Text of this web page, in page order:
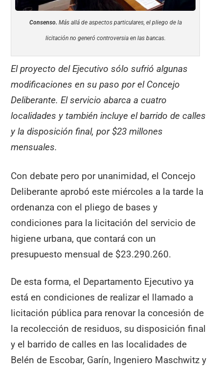
Consenso. Más allá de aspectos particulares, el pliego de la
licitación no generó controversia en las bancas.
El proyecto del Ejecutivo sólo sufrió algunas
modificaciones en su paso por el Concejo
Deliberante. El servicio abarca a cuatro
localidades y también incluye el barrido de calles
y la disposición final, por $23 millones
mensuales.
Con debate pero por unanimidad, el Concejo
Deliberante aprobó este miércoles a la tarde la
ordenanza con el pliego de bases y
condiciones para la licitación del servicio de
higiene urbana, que contará con un
presupuesto mensual de $23.290.260.
De esta forma, el Departamento Ejecutivo ya
está en condiciones de realizar el llamado a
licitación pública para renovar la concesión de
la recolección de residuos, su disposición final
y el barrido de calles en las localidades de
Belén de Escobar, Garín, Ingeniero Maschwitz y